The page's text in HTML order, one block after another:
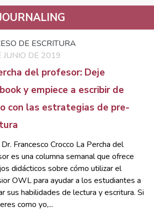
DE ESCRITURA
JUNIO DE 2019
del profesor: Deje
y empiece a escribir de
con las estrategias de pre-
Francesco Crocco La Percha del
es una columna semanal que ofrece
didácticos sobre cómo utilizar el
OWL para ayudar a los estudiantes a
sus habilidades de lectura y escritura. Si
como yo,...